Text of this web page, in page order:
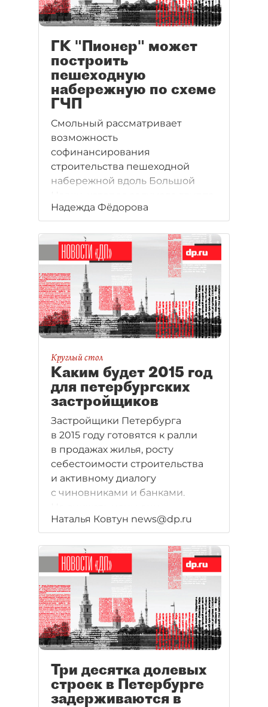
потеряют право на работу.
ГК "Пионер" может
построить
пешеходную
набережную по схеме
ГЧП
Смольный рассматривает
возможность
софинансирования
строительства пешеходной
набережной вдоль Большой
"Пионер". Проект может стать
первым примером создания
общественного пространства по
схеме ГЧП. Его бюджет
оценивают в 300 млн рублей.
Надежда Фёдорова
Круглый стол
Каким будет 2015 год
для петербургских
застройщиков
Застройщики Петербурга
в 2015 году готовятся к ралли
в продажах жилья, росту
себестоимости строительства
и активному диалогу
с чиновниками и банками.
не планируют.
Наталья Ковтун news@dp.ru
Три десятка долевых
строек в Петербурге
задерживаются в